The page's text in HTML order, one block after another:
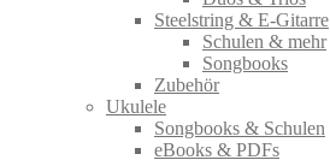
Steelstring & E-Gitarre
Schulen & mehr
Songbooks
Zubehör
Ukulele
Songbooks & Schulen
eBooks & PDFs